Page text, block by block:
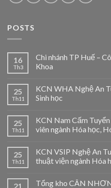
POSTS
16
Th3
Chi nhánh TP Huế –
Khoa
25
Th11
KCN WHA Nghệ An
Sinh học
25
Th11
KCN Nam Cấm
viên ngành Hóa học,
25
Th11
KCN VSIP Nghệ An
thuật viện ngành Hóa
21 Tổng kho CÂN